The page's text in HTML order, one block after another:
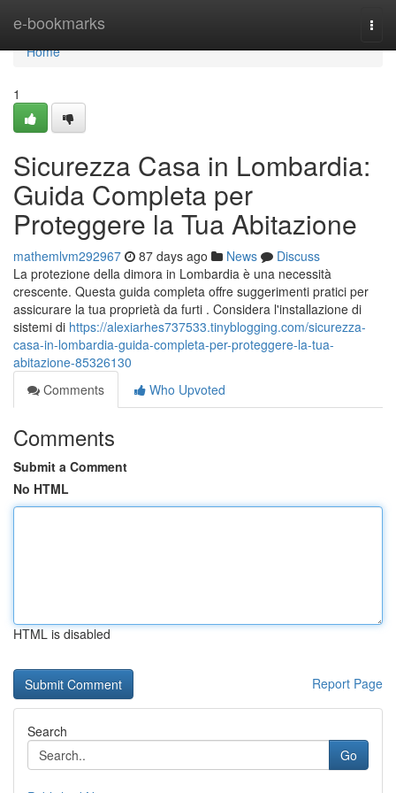
e-bookmarks
Home
Home
1
Sicurezza Casa in Lombardia:
Guida Completa per
Proteggere la Tua Abitazione
mathemlvm292967 87 days ago News
Discuss
La protezione della dimora in Lombardia è una necessità
crescente. Questa guida completa offre suggerimenti pratici per
assicurare la tua proprietà da furti . Considera l'installazione di
sistemi di https://alexiarhes737533.tinyblogging.com/sicurezza-
casa-in-lombardia-guida-completa-per-proteggere-la-tua-
abitazione-85326130
Comments
Who Upvoted
Comments
Submit a Comment
No HTML
HTML is disabled
Report Page
Search
Go